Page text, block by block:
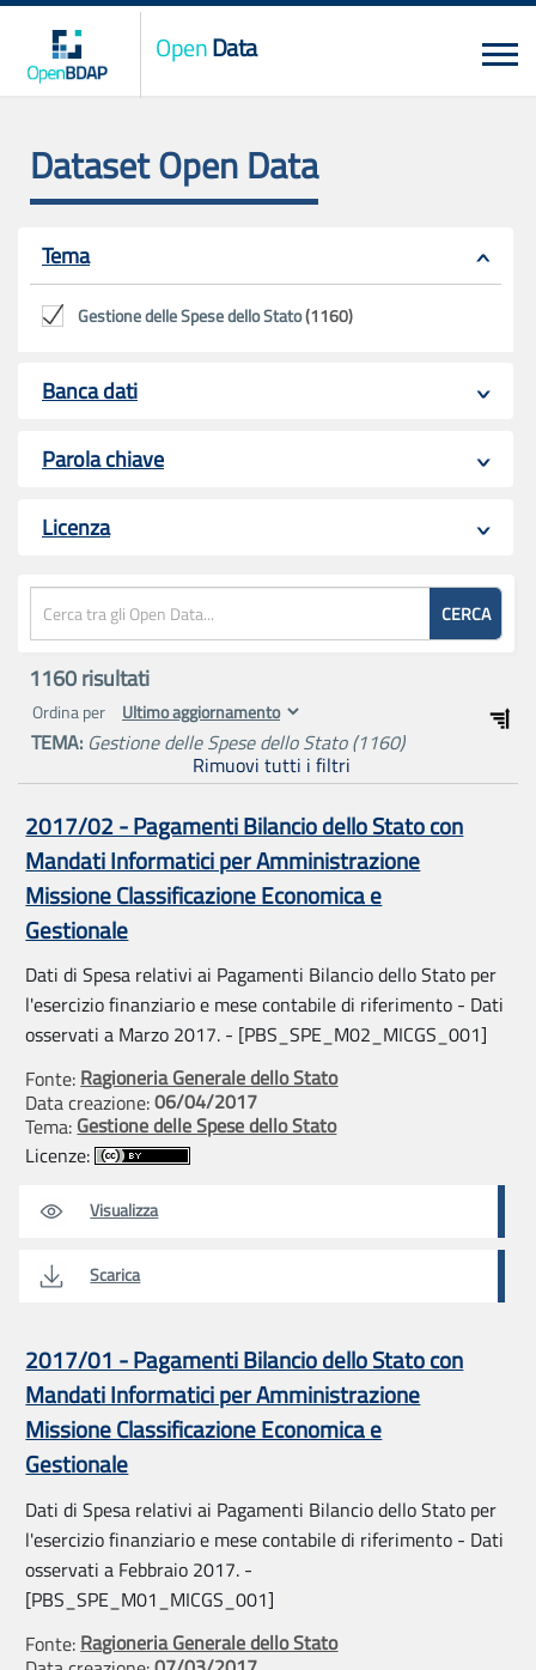
OpenData
Dataset Open Data
Tema
Gestione delle Spese dello Stato(1160)
Banca dati
Parola chiave
Licenza
CERCA
1160risultati
Ordina per
TEMA: Gestione delle Spese dello Stato(1160)
Rimuovi tutti i filtri
2017/02 - Pagamenti Bilancio dello Stato con
Mandati Informatici per Amministrazione
Missione Classificazione Economica e
Gestionale
Dati di Spesa relativi ai Pagamenti Bilancio dello Stato per
l'esercizio finanziario e mese contabile di riferimento - Dati
osservati a Marzo 2017. - [PBS_SPE_M02_MICGS_001]
Fonte: Ragioneria Generale dello Stato
Data creazione:06/04/2017
Tema: Gestione delle Spese dello Stato
Licenze:
Visualizza
Scarica
2017/01 - Pagamenti Bilancio dello Stato con
Mandati Informatici per Amministrazione
Missione Classificazione Economica e
Gestionale
Dati di Spesa relativi ai Pagamenti Bilancio dello Stato per
l'esercizio finanziario e mese contabile di riferimento - Dati
osservati a Febbraio 2017. -
[PBS_SPE_M01_MICGS_001]
Fonte: Ragioneria Generale dello Stato